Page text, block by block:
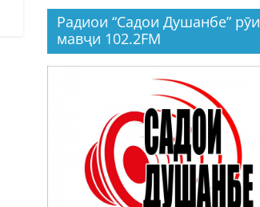
Радиои “Садои Душанбе” рӯи
мавҷи 102.2FM